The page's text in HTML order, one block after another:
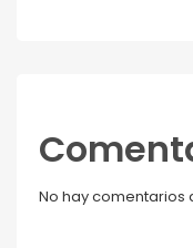
No hay comentarios